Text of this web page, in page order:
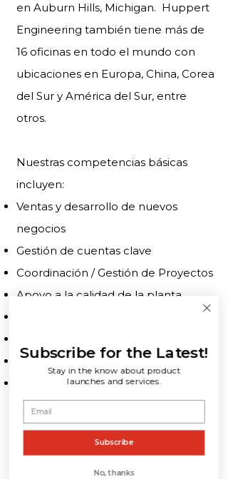
en Auburn Hills, Michigan. Huppert
Engineering también tiene más de
16 oficinas en todo el mundo con
ubicaciones en Europa, China, Corea
del Sur y América del Sur, entre
otros.
Nuestras competencias básicas
incluyen:
Ventas y desarrollo de nuevos
negocios
Gestión de cuentas clave
Coordinación / Gestión de Proyectos
Apoyo a la calidad de la planta
Clasificación e Inspección
Impresión 3d
Dado el alcance de Huppert
Engineering, estas competencias
están disponibles a nivel regional y
Subscribe for the Latest!
Stay in the know about product
launches and services.
Subscribe
No, thanks